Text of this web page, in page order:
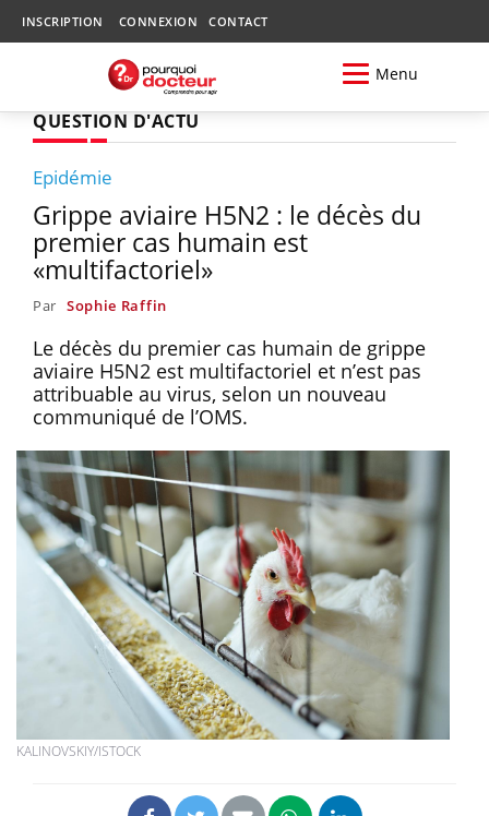
INSCRIPTION CONNEXION CONTACT
Menu
QUESTION D'ACTU
Epidémie
Grippe aviaire H5N2 : le décès du
premier cas humain est
«multifactoriel»
Par Sophie Raffin
Le décès du premier cas humain de grippe
aviaire H5N2 est multifactoriel et n’est pas
attribuable au virus, selon un nouveau
communiqué de l’OMS.
KALINOVSKIY/ISTOCK